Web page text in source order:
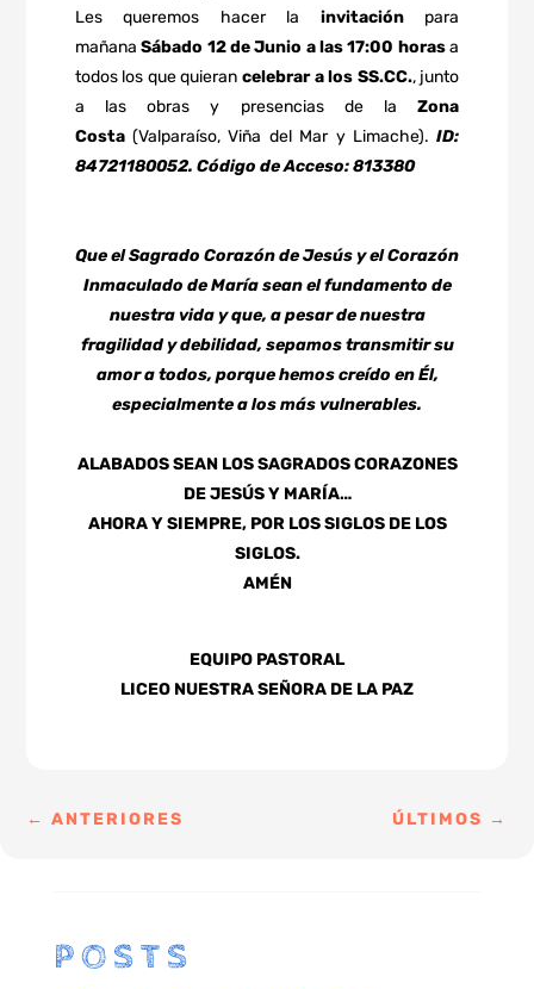
Les queremos hacer la invitaciónpara
mañanaSábado 12 de Junio a las 17:00 horasa
todos los que quieran celebrar a los SS.CC., junto
a las obras y presencias de laZona
Costa(Valparaíso, Viña del Mar y Limache).ID:
84721180052. Código de Acceso: 813380
Que el Sagrado Corazón de Jesús y el Corazón
Inmaculado de María sean el fundamento de
nuestra vida y que, a pesar de nuestra
fragilidad y debilidad, sepamos transmitir su
amor a todos, porque hemos creído en Él,
especialmente a los más vulnerables.
ALABADOS SEAN LOS SAGRADOS CORAZONES
DE JESÚS Y MARÍA…
AHORA Y SIEMPRE, POR LOS SIGLOS DE LOS
SIGLOS.
AMÉN
EQUIPO PASTORAL
LICEO NUESTRA SEÑORA DE LA PAZ
←ANTERIORES ÚLTIMOS →
POSTS